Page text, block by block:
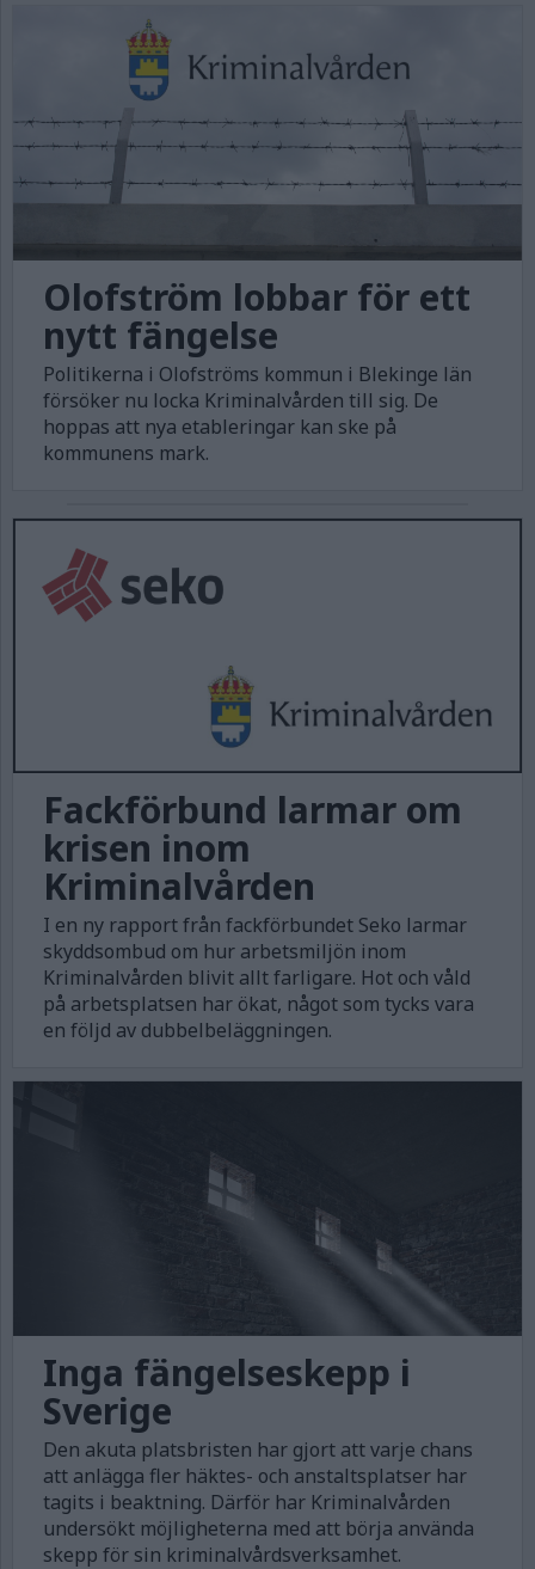
Olofström lobbar för ett
nytt fängelse
Politikerna i Olofströms kommun i Blekinge län
försöker nu locka Kriminalvården till sig. De
hoppas att nya etableringar kan ske på
kommunens mark.
Fackförbund larmar om
krisen inom
Kriminalvården
I en ny rapport från fackförbundet Seko larmar
skyddsombud om hur arbetsmiljön inom
Kriminalvården blivit allt farligare. Hot och våld
på arbetsplatsen har ökat, något som tycks vara
en följd av dubbelbeläggningen.
Inga fängelseskepp i
Sverige
Den akuta platsbristen har gjort att varje chans
att anlägga fler häktes- och anstaltsplatser har
tagits i beaktning. Därför har Kriminalvården
undersökt möjligheterna med att börja använda
skepp för sin kriminalvårdsverksamhet.